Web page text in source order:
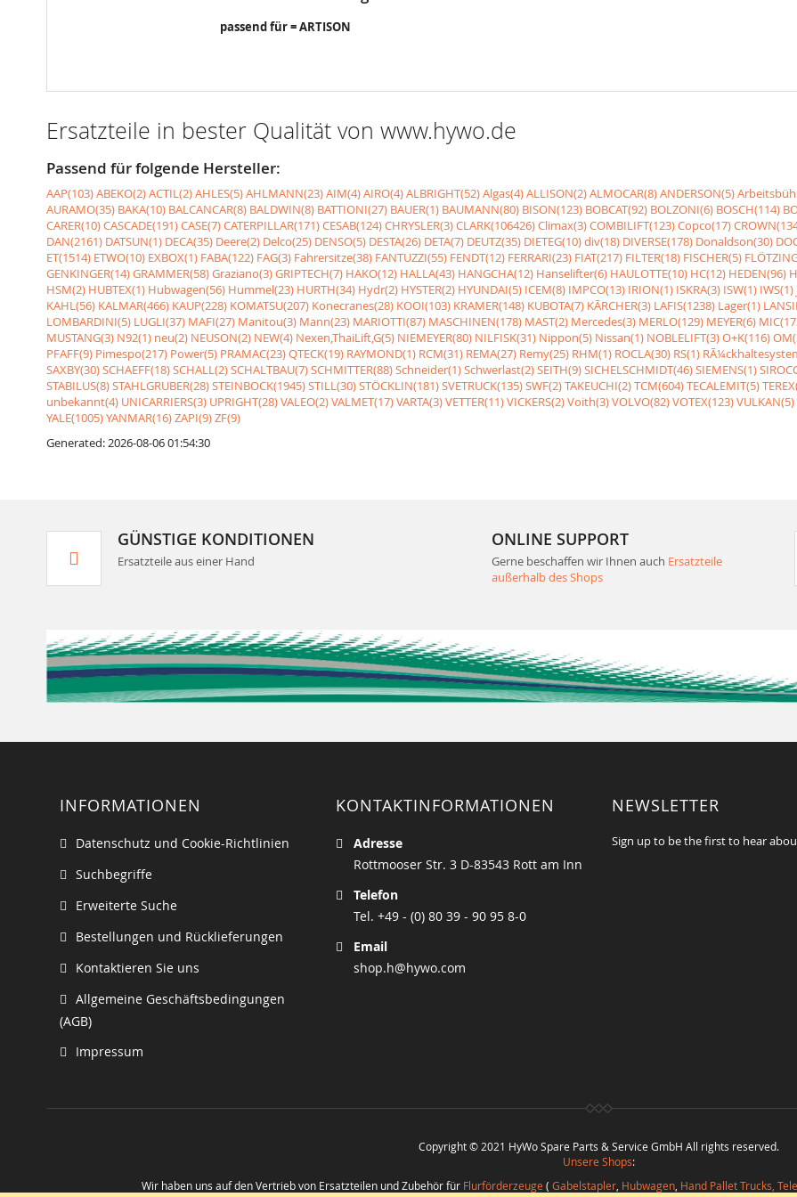
passend für = ARTISON
Ersatzteile in bester Qualität von www.hywo.de
Passend für folgende Hersteller:
AAP(103)ABEKO(2)ACTIL(2)AHLES(5)AHLMANN(23)AIM(4)AIRO(4)ALBRIGHT(52)Algas(4)ALLISON(2)ALMOCAR(8)ANDERSON(5)
AURAMO(35) BAKA(10) BALCANCAR(8) BALDWIN(8) BATTIONI(27) BAUER(1) BAUMANN(80) BISON(123) BOBCAT(92) BOLZONI(6) BOSCH(114)
CARER(10)CASCADE(191)CASE(7)CATERPILLAR(171)CESAB(124)CHRYSLER(3)CLARK(106426)Climax(3)COMBILIFT(123)Copco(17)
DAN(2161) DATSUN(1) DECA(35) Deere(2) Delco(25) DENSO(5) DESTA(26) DETA(7) DEUTZ(35) DIETEG(10)div(18) DIVERSE(178) Donaldson(30)
ET(1514) ETWO(10) EXBOX(1) FABA(122) FAG(3) Fahrersitze(38) FANTUZZI(55) FENDT(12) FERRARI(23) FIAT(217) FILTER(18) FISCHER(5)
GENKINGER(14)GRAMMER(58)Graziano(3)GRIPTECH(7) HAKO(12) HALLA(43) HANGCHA(12) Hanselifter(6) HAULOTTE(10) HC(12) HEDEN(96)
HSM(2) HUBTEX(1) Hubwagen(56) Hummel(23) HURTH(34) Hydr(2) HYSTER(2) HYUNDAI(5) ICEM(8) IMPCO(13) IRION(1) ISKRA(3) ISW(1) IWS(1)
KAHL(56) KALMAR(466) KAUP(228) KOMATSU(207) Konecranes(28) KOOI(103) KRAMER(148) KUBOTA(7) KÃRCHER(3) LAFIS(1238) Lager(1)
LOMBARDINI(5) LUGLI(37) MAFI(27) Manitou(3) Mann(23) MARIOTTI(87) MASCHINEN(178) MAST(2) Mercedes(3) MERLO(129) MEYER(6)
MUSTANG(3) N92(1) neu(2) NEUSON(2) NEW(4) Nexen,ThaiLift,G(5) NIEMEYER(80) NILFISK(31) Nippon(5) Nissan(1) NOBLELIFT(3)O+K(116)
PFAFF(9) Pimespo(217) Power(5) PRAMAC(23)QTECK(19) RAYMOND(1) RCM(31) REMA(27) Remy(25) RHM(1) ROCLA(30) RS(1)
SAXBY(30)SCHAEFF(18)SCHALL(2)SCHALTBAU(7)SCHMITTER(88)Schneider(1)Schwerlast(2)SEITH(9)SICHELSCHMIDT(46)SIEMENS(1)
STABILUS(8)STAHLGRUBER(28)STEINBOCK(1945)STILL(30)STÖCKLIN(181)SVETRUCK(135)SWF(2)TAKEUCHI(2)TCM(604)TECALEMIT(5)
unbekannt(4) UNICARRIERS(3) UPRIGHT(28)VALEO(2)VALMET(17)VARTA(3)VETTER(11)VICKERS(2)Voith(3)VOLVO(82)VOTEX(123)VULKAN(5)
YALE(1005)YANMAR(16)ZAPI(9)ZF(9)
Generated: 2026-08-06 01:54:30
GÜNSTIGE KONDITIONEN
Ersatzteile aus einer Hand
ONLINE SUPPORT
Gerne beschaffen wir Ihnen auch Ersatzteile
außerhalb des Shops
INFORMATIONEN
Datenschutz und Cookie-Richtlinien
Suchbegriffe
Erweiterte Suche
Bestellungen und Rücklieferungen
Kontaktieren Sie uns
Allgemeine Geschäftsbedingungen
(AGB)
Impressum
KONTAKTINFORMATIONEN
Adresse
Rottmooser Str. 3 D-83543 Rott am Inn
Telefon
Tel. +49 - (0) 80 39 - 90 95 8-0
Email
shop.h@hywo.com
NEWSLETTER
Sign up to be the first to hear
Copyright © 2021 HyWo Spare Parts & Service GmbH All rights reserved.
Unsere Shops:
Wir haben uns auf den Vertrieb von Ersatzteilen und Zubehör für Flurförderzeuge ( Gabelstapler, Hubwagen, Hand Pallet Trucks,